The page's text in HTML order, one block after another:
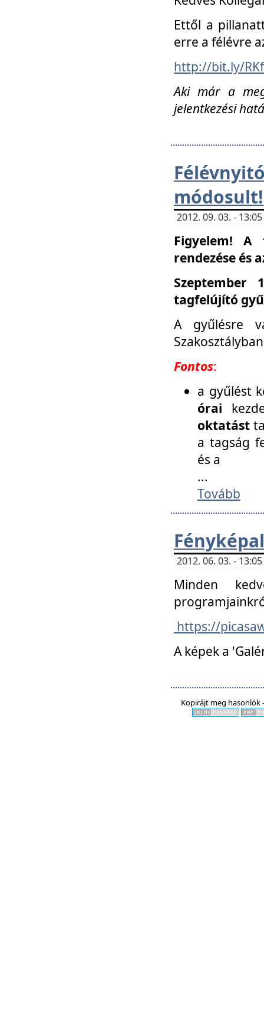
Ettől a
erre a félévre
http://bit.ly/
Aki már a
jelentkezési
módosult!
2012. 09. 03. -
Figyelem! A
rendezése és
Szeptember
tagfelújító
A gyűlésre
Fontos:
a gyűlést
órai
oktatást
a tagság
és a
...
Tovább
2012. 06. 03. -
Minden
https://
A képek a
Kopirájt meg hasonlók